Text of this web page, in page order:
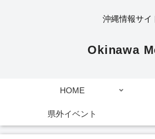
沖縄情報サイ
Okinawa
HOME
県外イベント